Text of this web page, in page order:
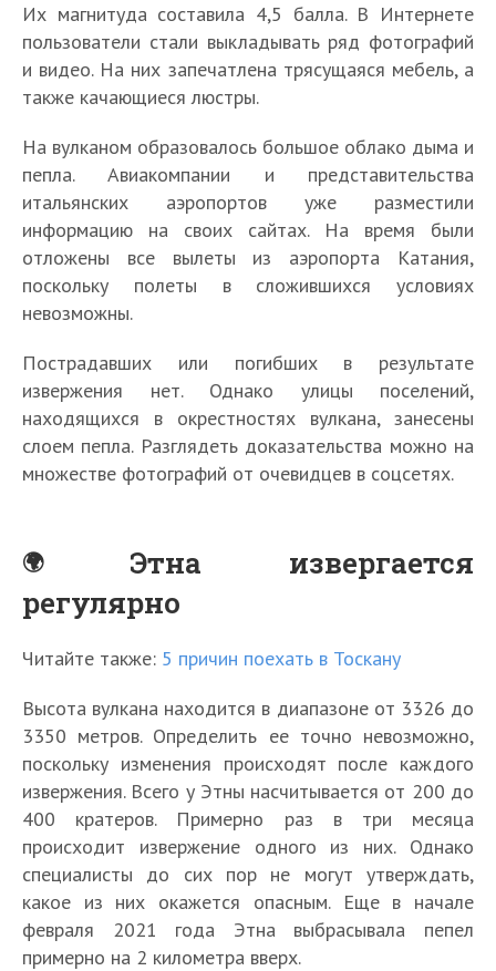
Их магнитуда составила 4,5 балла. В Интернете
пользователи стали выкладывать ряд фотографий
и видео. На них запечатлена трясущаяся мебель, а
также качающиеся люстры.
На вулканом образовалось большое облако дыма и
пепла. Авиакомпании и представительства
итальянских аэропортов уже разместили
информацию на своих сайтах. На время были
отложены все вылеты из аэропорта Катания,
поскольку полеты в сложившихся условиях
невозможны.
Пострадавших или погибших в результате
извержения нет. Однако улицы поселений,
находящихся в окрестностях вулкана, занесены
слоем пепла. Разглядеть доказательства можно на
множестве фотографий от очевидцев в соцсетях.
Этна извергается
регулярно
Читайте также: 5 причин поехать в Тоскану
Высота вулкана находится в диапазоне от 3326 до
3350 метров. Определить ее точно невозможно,
поскольку изменения происходят после каждого
извержения. Всего у Этны насчитывается от 200 до
400 кратеров. Примерно раз в три месяца
происходит извержение одного из них. Однако
специалисты до сих пор не могут утверждать,
какое из них окажется опасным. Еще в начале
февраля 2021 года Этна выбрасывала пепел
примерно на 2 километра вверх.